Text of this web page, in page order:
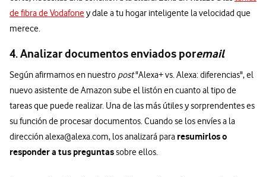
de fibra de Vodafoney dale a tu hogar inteligente la velocidad que
merece.
4. Analizar documentos enviados poremail
Según afirmamos en nuestro post"Alexa+ vs. Alexa: diferencias", el
nuevo asistente de Amazon sube el listón en cuanto al tipo de
tareas que puede realizar. Una de las más útiles y sorprendentes es
su función de procesar documentos. Cuando se los envíes a la
dirección alexa@alexa.com, los analizará para resumirlos o
responder a tus preguntassobre ellos.